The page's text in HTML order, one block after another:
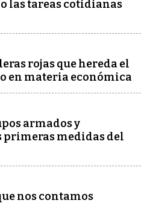
las tareas cotidianas
rojas que hereda el
en materia económica
armados y
primeras medidas del
nos contamos